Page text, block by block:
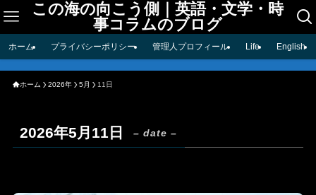
この海の向こう側｜英語・文学・時
事コラムのブログ
ホーム プライバシーポリシー 管理人プロフィール Life English
ホーム 2026年 5月 11日
2026年5月11日 – date –